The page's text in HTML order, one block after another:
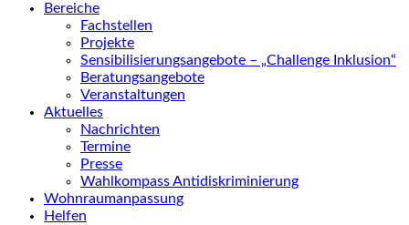
Bereiche
Fachstellen
Projekte
Sensibilisierungsangebote – „Challenge Inklusion“
Beratungsangebote
Veranstaltungen
Aktuelles
Nachrichten
Termine
Presse
Wahlkompass Antidiskriminierung
Wohnraumanpassung
Helfen